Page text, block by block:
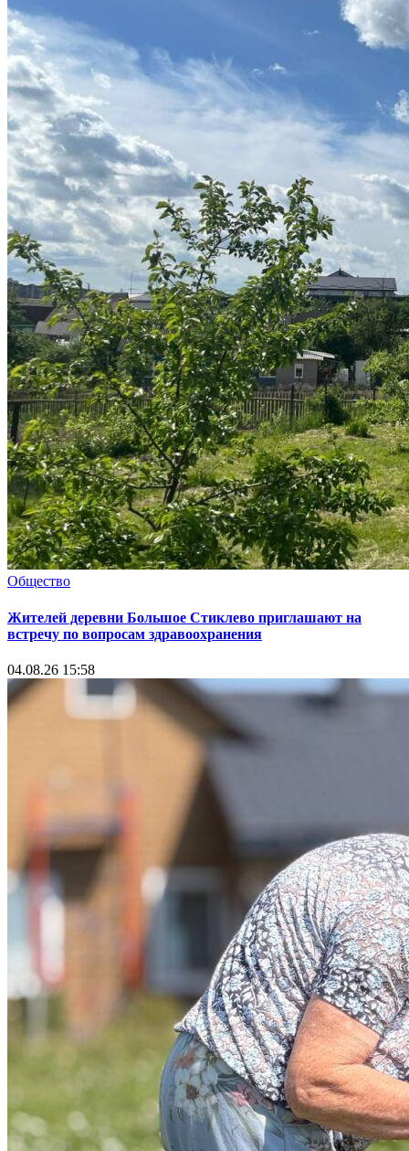
Общество
Жителей деревни Большое Стиклево приглашают на
встречу по вопросам здравоохранения
04.08.26 15:58